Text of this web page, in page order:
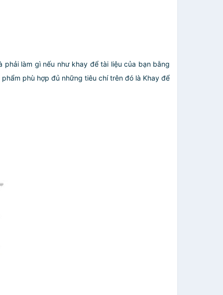
làm gì nếu như khay để tài liệu của bạn bằng
phù hợp đủ những tiêu chí trên đó là Khay để